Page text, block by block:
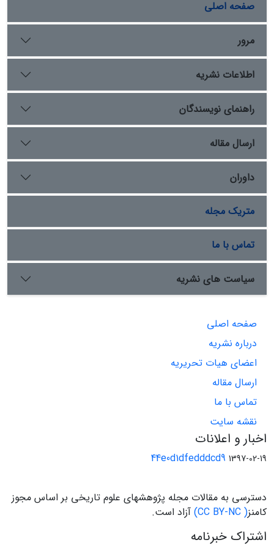
اقداماتی نظیر تأسیسِ دیوانِ مفرد، مصادره‌یِ اوقاف، انحصارِ
کالاهایِ استراتژیک (شکر و ادویه) و فروشِ مناصبِ قضایی با
ارقامِ گزاف، اگرچه در کوتاه‌مدت ثباتِ حاکمیت را تضمین نمود،
اما در بلندمدت با ایجادِ تورمِ مصنوعی، فرارِ سرمایه‌ها و
فرسایشِ مشروعیتِ عمومی، زوالِ محتومِ ساختارِ اقتصادی و
سیاسیِ دولتِ ممالیک را رقم زد.
صفحه اصلی
مرور
اطلاعات نشریه
راهنمای نویسندگان
ارسال مقاله
داوران
متریک مجله
تماس با ما
سیاست های نشریه
صفحه اصلی
درباره نشریه
اعضای هیات تحریریه
ارسال مقاله
تماس با ما
نقشه سایت
اخبار و اعلانات
44e0d1dfedddcd9 1397-02-19
دسترسی به مقالات مجله پژوهشهای علوم تاریخی بر اساس مجوز
کامنز( CC BY-NC) آزاد است.
اشتراک خبرنامه